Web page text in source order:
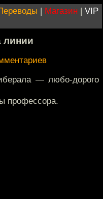
| Магазин | VIP
линии
— любо-дорого
профессора.